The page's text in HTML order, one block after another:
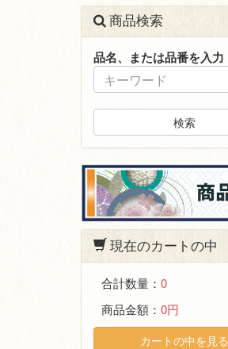
商品検索
品名、または品番を入力
検索
現在のカートの中
合計数量： 0
商品金額： 0円
カートの中を見る